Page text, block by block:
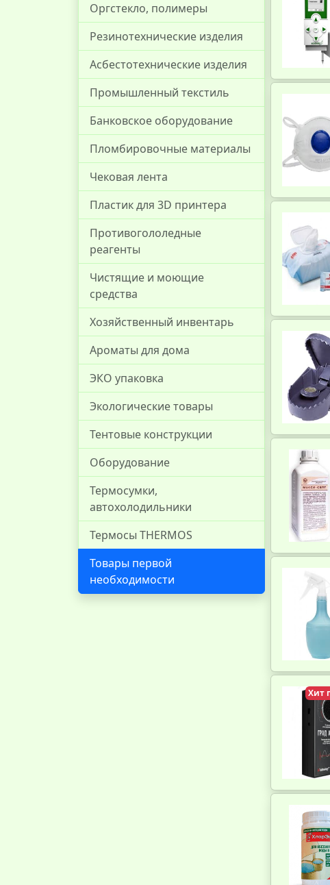
Оргстекло, полимеры
Резинотехнические изделия
Асбестотехнические изделия
Промышленный текстиль
Банковское оборудование
Пломбировочные материалы
Чековая лента
Пластик для 3D принтера
Противогололедные
реагенты
Чистящие и моющие
средства
Хозяйственный инвентарь
Ароматы для дома
ЭКО упаковка
Экологические товары
Тентовые конструкции
Оборудование
Термосумки,
автохолодильники
Термосы THERMOS
Товары первой
необходимости
Хит